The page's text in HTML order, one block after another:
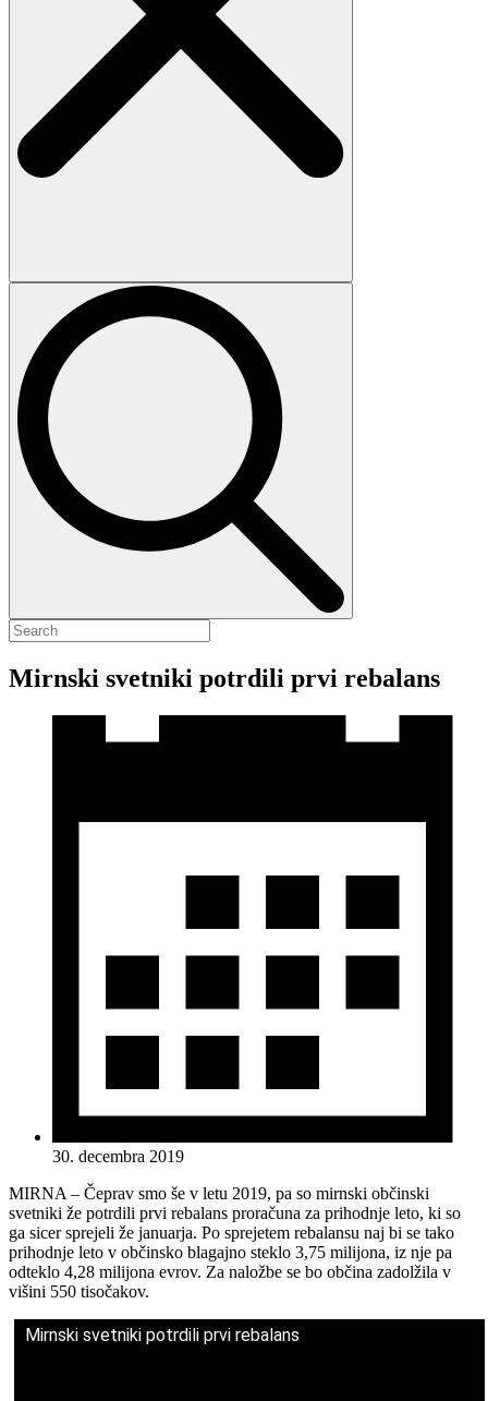
Mirnski svetniki potrdili prvi rebalans
30. decembra 2019
MIRNA – Čeprav smo še v letu 2019, pa so mirnski občinski
svetniki že potrdili prvi rebalans proračuna za prihodnje leto, ki so
ga sicer sprejeli že januarja. Po sprejetem rebalansu naj bi se tako
prihodnje leto v občinsko blagajno steklo 3,75 milijona, iz nje pa
odteklo 4,28 milijona evrov. Za naložbe se bo občina zadolžila v
višini 550 tisočakov.
Mirnski svetniki potrdili prvi rebalans